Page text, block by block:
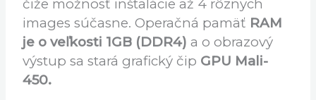
o takte1600 Mhz a výkonom 15000
DMIPS. Interná Fash pamäť pre systém a
pluginy má až8GB, takže umožňuje
prijímaču využívať aj funkciuMultiboot
čiže možnosť inštalácie až 4 rôznych